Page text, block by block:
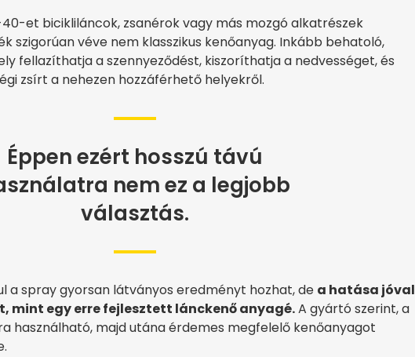
et bicikliláncok, zsanérok vagy más mozgó alkatrészek
szigorúan véve nem klasszikus kenőanyag. Inkább behatoló,
fellazíthatja a szennyeződést, kiszoríthatja a nedvességet, és
zsírt a nehezen hozzáférhető helyekről.
Éppen ezért hosszú távú
nem ez a legjobb
választás.
a spray gyorsan látványos eredményt hozhat, de a hatása jóval
mint egy erre fejlesztett lánckenő anyagé.A gyártó szerint, a
használható, majd utána érdemes megfelelő kenőanyagot